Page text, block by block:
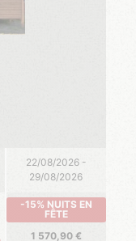
22/08/2026 -
29/08/2026
-15% NUITS EN
FÊTE
1 570,90